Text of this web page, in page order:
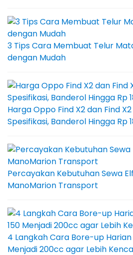
3 Tips Cara Membuat Telur
dengan Mudah
Harga Oppo Find X2 dan Find
Spesifikasi, Banderol Hingga Rp
Percayakan Kebutuhan Sewa
ManoMarion Transport
4 Langkah Cara Bore-up Harian
Menjadi 200cc agar Lebih